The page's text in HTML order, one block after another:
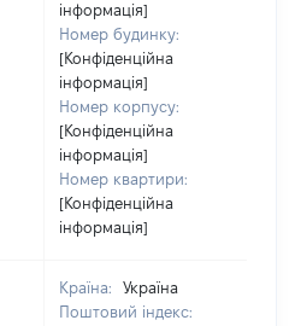
інформація]
Номер будинку:
[Конфіденційна
інформація]
Номер корпусу:
[Конфіденційна
інформація]
Номер квартири:
[Конфіденційна
інформація]
Країна:
Україна
Поштовий індекс: